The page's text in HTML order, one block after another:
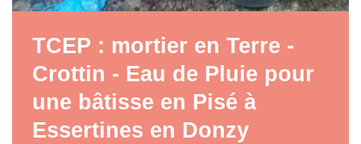
TCEP : mortier en Terre -
Crottin - Eau de Pluie pour
une bâtisse en Pisé à
Essertines en Donzy